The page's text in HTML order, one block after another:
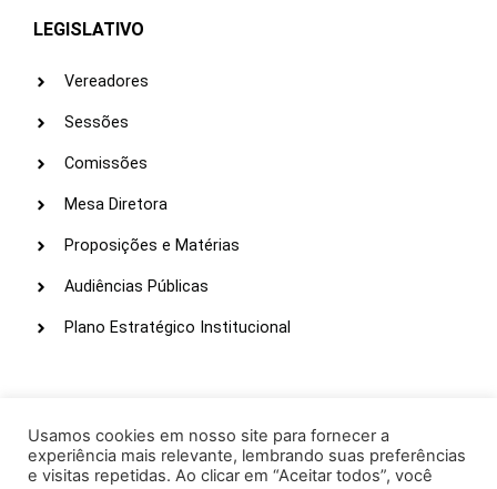
LEGISLATIVO
Vereadores
Sessões
Comissões
Mesa Diretora
Proposições e Matérias
Audiências Públicas
Plano Estratégico Institucional
Webmail
Intranet
Usamos cookies em nosso site para fornecer a
experiência mais relevante, lembrando suas preferências
e visitas repetidas. Ao clicar em “Aceitar todos”, você